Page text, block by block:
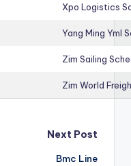
Xpo Logistics
Yang Ming Yml
Zim Sailing
Zim World
Next Post
Bmc Line